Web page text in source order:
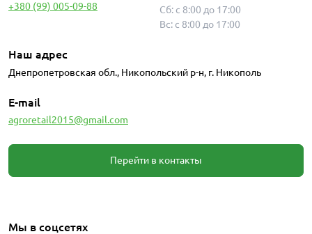
+380 (99) 005-09-88
Сб: с 8:00 до 17:00
Вс: с 8:00 до 17:00
Наш адрес
Днепропетровская обл., Никопольский р-н, г. Никополь
E-mail
agroretail2015@gmail.com
Перейти в контакты
Мы в соцсетях